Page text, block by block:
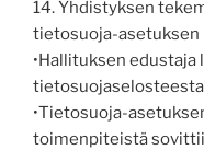
14. Yhdistyksen
tietosuoja-asetuksen
•Hallituksen edustaja
tietosuojaselosteesta
•Tietosuoja-
toimenpiteistä